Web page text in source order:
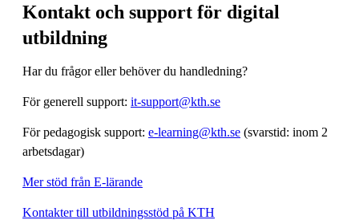
Kontakt och support för digital
utbildning
Har du frågor eller behöver du handledning?
För generell support: it-support@kth.se
För pedagogisk support: e-learning@kth.se (svarstid: inom 2
arbetsdagar)
Mer stöd från E-lärande
Kontakter till utbildningsstöd på KTH